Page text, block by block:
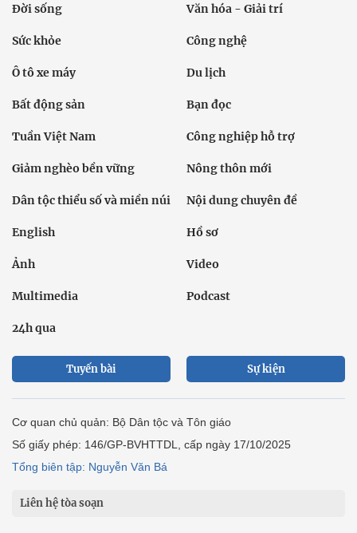
Đời sống Văn hóa - Giải trí
Sức khỏe Công nghệ
Ô tô xe máy Du lịch
Bất động sản Bạn đọc
Tuần Việt Nam Công nghiệp hỗ trợ
Giảm nghèo bền vững Nông thôn mới
Dân tộc thiểu số và miền núi Nội dung chuyên đề
English Hồ sơ
Ảnh Video
Multimedia Podcast
24h qua
Tuyến bài Sự kiện
Cơ quan chủ quản: Bộ Dân tộc và Tôn giáo
Số giấy phép: 146/GP-BVHTTDL, cấp ngày 17/10/2025
Tổng biên tập: Nguyễn Văn Bá
Liên hệ tòa soạn